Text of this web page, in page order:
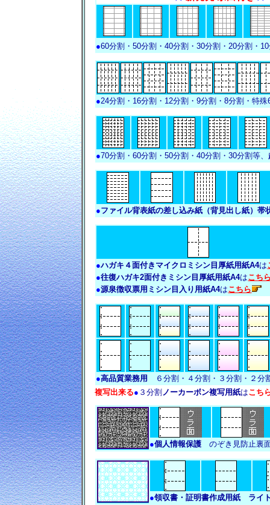
●60分割・50分割・40分割・30分割・20分割・
●24分割・16分割・12分割・9分割・8分割・特殊
●70分割・60分割・50分割・40分割・30分割等、
●ファイル背表紙の差し込み紙（背見出し紙）帯
●ハガキ４面付きマイクロミシン目厚紙用紙A4は
●往復ハガキ2面付きミシン目厚紙用紙A4はこち
●源泉徴収票用ミシン目入り用紙A4はこちら
●高品質業務用
６分割・４分割・３分割・２分
複写出来る● ３分割 ノーカーボン複写用紙はこち
●個人情報保護 のぞき見防止裏
●領収書・証明書作成用紙 ライ